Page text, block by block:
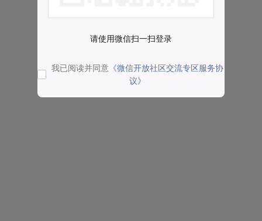
请使用微信扫一扫登录
我已阅读并同意 《微信开放社区交流专区服务协
议》